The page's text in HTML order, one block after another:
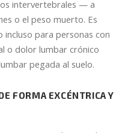
intervertebrales — a
o el peso muerto. Es
para personas con
o dolor lumbar crónico
pegada al suelo.
FORMA EXCÉNTRICA Y